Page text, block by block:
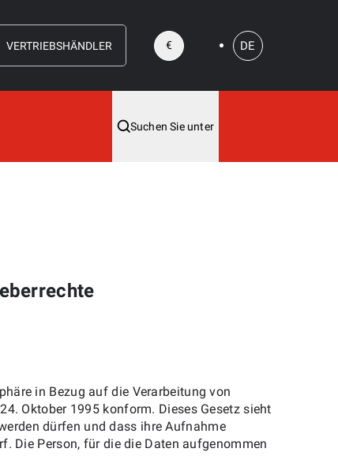
VERTRIEBSHÄNDLER € DE
Suchen Sie unter
in Bezug auf die Verarbeitung von
Oktober 1995 konform. Dieses Gesetz sieht
dürfen und dass ihre Aufnahme
Die Person, für die die Daten aufgenommen